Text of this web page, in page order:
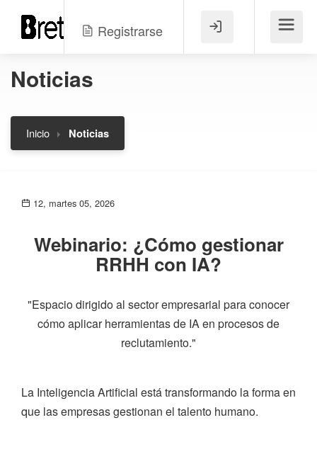
Registrarse Menú
Noticias
Inicio Noticias
12, martes 05, 2026
Webinario: ¿Cómo gestionar
RRHH con IA?
"Espacio dirigido al sector empresarial para conocer
cómo aplicar herramientas de IA en procesos de
reclutamiento."
La Inteligencia Artificial está transformando la forma en
que las empresas gestionan el talento humano.